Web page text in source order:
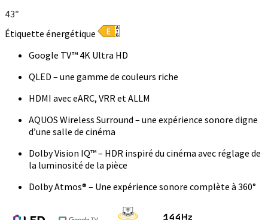
43″
Étiquette énergétique
Google TV™ 4K Ultra HD
QLED – une gamme de couleurs riche
HDMI avec eARC, VRR et ALLM
AQUOS Wireless Surround – une expérience sonore digne
d’une salle de cinéma
Dolby Vision IQ™ – HDR inspiré du cinéma avec réglage de
la luminosité de la pièce
Dolby Atmos® – Une expérience sonore complète à 360°